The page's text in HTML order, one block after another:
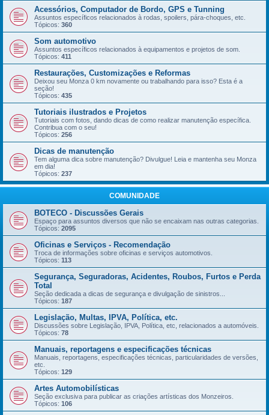
Acessórios, Computador de Bordo, GPS e Tunning
Assuntos específicos relacionados à rodas, spoilers, pára-choques, etc.
Tópicos: 360
Som automotivo
Assuntos específicos relacionados à equipamentos e projetos de som.
Tópicos: 411
Restaurações, Customizações e Reformas
Deixou seu Monza 0 km novamente ou trabalhando para isso? Esta é a
seção!
Tópicos: 435
Tutoriais ilustrados e Projetos
Tutoriais com fotos, dando dicas de como realizar manutenção específica.
Contribua com o seu!
Tópicos: 256
Dicas de manutenção
Tem alguma dica sobre manutenção? Divulgue! Leia e mantenha seu Monza
em dia!
Tópicos: 237
COMUNIDADE
BOTECO - Discussões Gerais
Espaço para assuntos diversos que não se encaixam nas outras categorias.
Tópicos: 2095
Oficinas e Serviços - Recomendação
Troca de informações sobre oficinas e serviços automotivos.
Tópicos: 113
Segurança, Seguradoras, Acidentes, Roubos, Furtos e Perda
Total
Seção dedicada a dicas de segurança e divulgação de sinistros...
Tópicos: 187
Legislação, Multas, IPVA, Política, etc.
Discussões sobre Legislação, IPVA, Política, etc, relacionados a automóveis.
Tópicos: 78
Manuais, reportagens e especificações técnicas
Manuais, reportagens, especificações técnicas, particularidades de versões,
etc.
Tópicos: 129
Artes Automobilísticas
Seção exclusiva para publicar as criações artísticas dos Monzeiros.
Tópicos: 106